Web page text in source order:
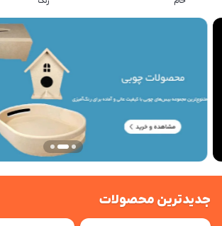
جدیدترین محصولات